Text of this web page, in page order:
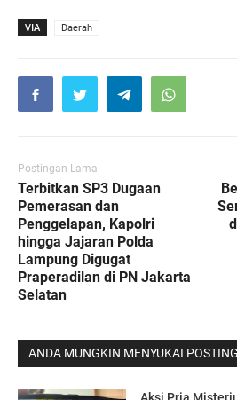
VIA Daerah
Postingan Lama
Terbitkan SP3 Dugaan
Pemerasan dan
Penggelapan, Kapolri
hingga Jajaran Polda
Lampung Digugat
Praperadilan di PN Jakarta
Selatan
ANDA MUNGKIN MENYUKAI